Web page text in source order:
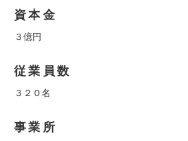
資本金
３億円
従業員数
３２０名
事業所